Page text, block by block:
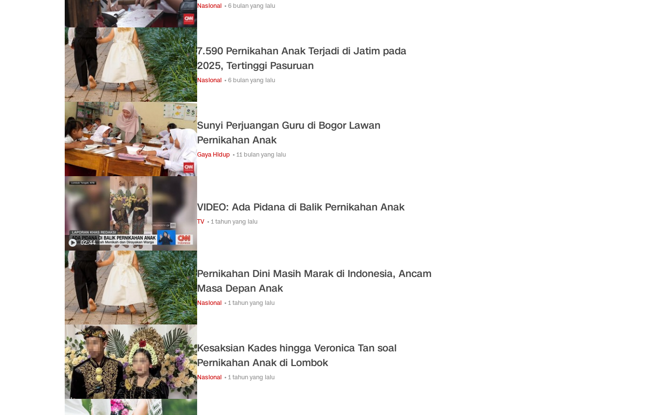
Nasional • 6 bulan yang lalu
7.590 Pernikahan Anak Terjadi di Jatim pada
2025, Tertinggi Pasuruan
Nasional • 6 bulan yang lalu
Sunyi Perjuangan Guru di Bogor Lawan
Pernikahan Anak
Gaya Hidup • 11 bulan yang lalu
02:44
VIDEO: Ada Pidana di Balik Pernikahan Anak
TV • 1 tahun yang lalu
Pernikahan Dini Masih Marak di Indonesia, Ancam
Masa Depan Anak
Nasional • 1 tahun yang lalu
Kesaksian Kades hingga Veronica Tan soal
Pernikahan Anak di Lombok
Nasional • 1 tahun yang lalu